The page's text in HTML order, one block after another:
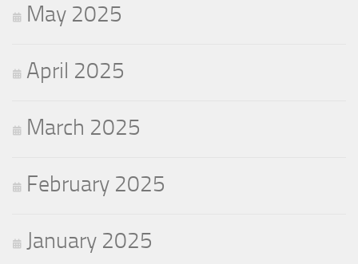
May 2025
April 2025
March 2025
February 2025
January 2025